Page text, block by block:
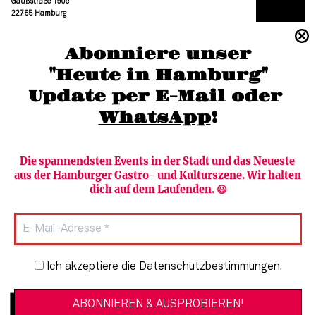
Abonniere unser
"Heute in Hamburg"
Update per E-Mail oder
WhatsApp!
Die spannendsten Events in der Stadt und das Neueste
aus der Hamburger Gastro- und Kulturszene. Wir halten
dich auf dem Laufenden. 😃
Newsletter-Anmeldung
Ich akzeptiere die Datenschutzbestimmungen.
Gaußstraße 190c
22765 Hamburg
moc.grubmah-enezs@ofni
Newsletter abonnieren
HAMBURG PUR